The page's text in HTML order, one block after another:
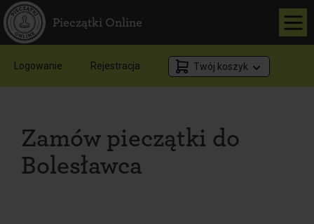
Pieczątki Online
Logowanie Rejestracja Twój koszyk
Zamów pieczątki do
Bolesławca